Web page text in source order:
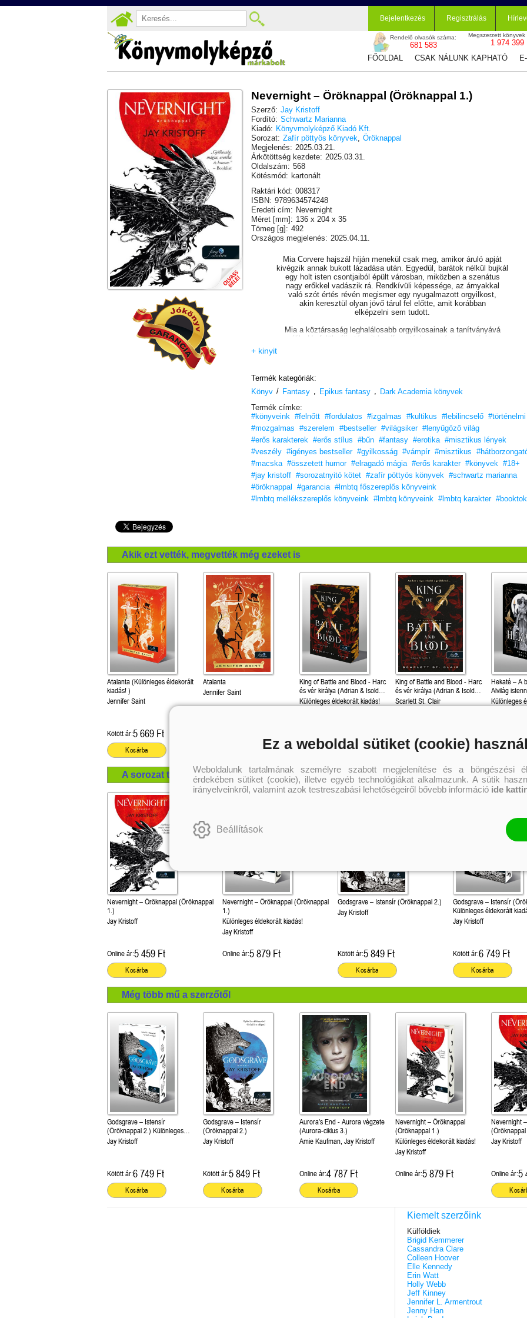
Bejelentkezés Regisztrálás
Rendelő olvasók száma:
681 583
Megszerzett könyvek
1 974 399
FŐOLDAL
CSAK NÁLUNK KAPHATÓ
Nevernight – Öröknappal (Öröknappal 1.)
Szerző: Jay Kristoff
Fordító: Schwartz Marianna
Kiadó: Könyvmolyképző Kiadó Kft.
Sorozat: Zafír pöttyös könyvek, Öröknappal
Megjelenés: 2025.03.21.
Árkötöttség kezdete: 2025.03.31.
Oldalszám: 568
Kötésmód: kartonált
Raktári kód: 008317
ISBN: 9789634574248
Eredeti cím: Nevernight
Méret [mm]: 136 x 204 x 35
Tömeg [g]: 492
Országos megjelenés: 2025.04.11.
Mia Corvere hajszál híján menekül csak meg, amikor áruló apját
kivégzik annak bukott lázadása után. Egyedül, barátok nélkül bujkál
egy holt isten csontjaiból épült városban, miközben a szenátus
nagy erőkkel vadászik rá. Rendkívüli képessége, az árnyakkal
való szót értés révén megismer egy nyugalmazott orgyilkost,
akin keresztül olyan jövő tárul fel előtte, amit korábban
elképzelni sem tudott.
Mia a köztársaság leghalálosabb orgyilkosainak a tanítványává
válik. Ha felülmúlja társait kardforgatásban, méregkeverésben
a pengéjévé avatják, amivel egy lépéssel közelebb kerül végső céljához.
„Magával ragadó, vérbő és merész
az ármány és az erőszak pompás világát teremti meg.”
Add át magad varázslatos izgalmának!
Szereted a fantáziadús, érzéki, tartalmas könyveket?
Vidd haza nyugodtan, tetszeni fog!
Fiatal nőknek,
felső korhatár nélkül!
+ kinyit
Termék kategóriák:
Könyv / Fantasy , Epikus fantasy , Dark Academia könyvek
Termék címke:
#könyveink #felnőtt #fordulatos #izgalmas #kultikus #lebilincselő #történelmi
#mozgalmas #szerelem #bestseller #világsiker #lenyűgöző világ
#erős karakterek #erős stílus #bűn #fantasy #erotika #misztikus lények
#veszély #igényes bestseller #gyilkosság #vámpír #misztikus
#macska #összetett humor #elragadó mágia #erős karakter #könyvek #18+
#jay kristoff #sorozatnyitó kötet #zafír pöttyös könyvek #schwartz marianna
#öröknappal
#garancia #lmbtq főszereplős könyveink
#lmbtq mellékszereplős könyveink #lmbtq könyveink #lmbtq karakter #booktok
Akik ezt vették, megvették még ezeket is
Atalanta (Különleges éldekorált
kiadás! )
Jennifer Saint
Kötött ár:5 669 Ft
Kosárba
Atalanta
Jennifer Saint
King of Battle and Blood - Harc
és vér királya (Adrian & Isolde
1.)
Különleges éldekorált kiadás!
Kosárba
King of Battle and Blood - Harc
és vér királya (Adrian & Isolde
1.)
Scarlett St. Clair
Kosárba
Hekaté – A
Alvilág
Különleges
A sorozat további termékei
Nevernight – Öröknappal (Öröknappal
1.)
Jay Kristoff
Online ár:5 459 Ft
Kosárba
Nevernight – Öröknappal (Öröknappal
1.)
Különleges éldekorált kiadás!
Jay Kristoff
Online ár:5 879 Ft
Godsgrave – Istensír (Öröknappal 2.)
Jay Kristoff
Kötött ár:5 849 Ft
Kosárba
Godsgrave – Istensír
Különleges éldekorált
Jay Kristoff
Kötött ár:6 749 Ft
Kosárba
Még több mű a szerzőtől
Godsgrave – Istensír
(Öröknappal 2.) Különleges
éldekorált kiadás!
Jay Kristoff
Kötött ár:6 749 Ft
Kosárba
Godsgrave – Istensír
(Öröknappal 2.)
Jay Kristoff
Kötött ár:5 849 Ft
Kosárba
Aurora's End - Aurora végzete
(Aurora-ciklus 3.)
Amie Kaufman, Jay Kristoff
Online ár:4 787 Ft
Kosárba
Nevernight – Öröknappal
(Öröknappal 1.)
Különleges éldekorált kiadás!
Jay Kristoff
Online ár:5 879 Ft
Nevernight
Jay Kristoff
Online ár:5
Kiemelt szerzőink
Külföldiek
Brigid Kemmerer
Cassandra Clare
Colleen Hoover
Elle Kennedy
Erin Watt
Holly Webb
Jeff Kinney
Jennifer L. Armentrout
Jenny Han
Ez a weboldal sütiket (cookie)
Weboldalunk tartalmának személyre szabott megjelenítése és a böngészési
érdekében sütiket (cookie), illetve egyéb technológiákat alkalmazunk. A sütik
irányelveinkről, valamint azok testreszabási lehetőségeiről bővebb információ ide
Beállítások